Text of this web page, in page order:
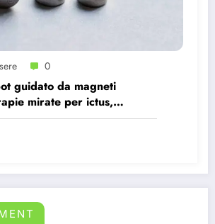
0
guidato da magneti
mirate per ictus,